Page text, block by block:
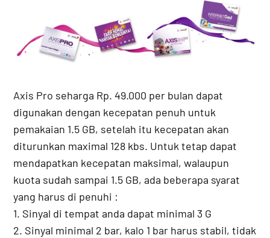
Axis Pro seharga Rp. 49.000 per bulan dapat
digunakan dengan kecepatan penuh untuk
pemakaian 1.5 GB, setelah itu kecepatan akan
diturunkan maximal 128 kbs. Untuk tetap dapat
mendapatkan kecepatan maksimal, walaupun
kuota sudah sampai 1.5 GB, ada beberapa syarat
yang harus di penuhi :
1. Sinyal di tempat anda dapat minimal 3 G
2. Sinyal minimal 2 bar, kalo 1 bar harus stabil, tidak